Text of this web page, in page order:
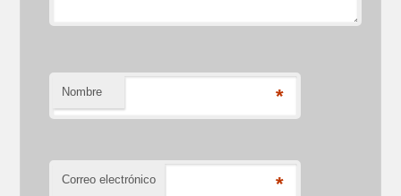
Nombre *
Correo electrónico *